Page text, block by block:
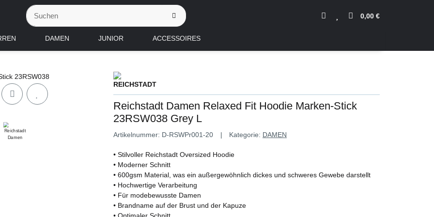
0,00 €
DAMEN JUNIOR ACCESSOIRES
Reichstadt Damen Relaxed Fit Hoodie Marken-Stick
23RSW038 Grey L
Artikelnummer: D-RSWPr001-20 Kategorie: DAMEN
• Stilvoller Reichstadt Oversized Hoodie
• Moderner Schnitt
• 600gsm Material, was ein außergewöhnlich dickes und schweres Gewebe darstellt
• Hochwertige Verarbeitung
• Für modebewusste Damen
• Brandname auf der Brust und der Kapuze
• Optimaler Schnitt